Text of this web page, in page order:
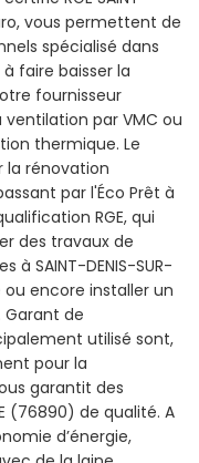
vous permettent de
spécialisé dans
faire baisser la
fournisseur
ventilation par VMC ou
thermique. Le
la rénovation
par l'Éco Prêt à
RGE, qui
des travaux de
à SAINT-DENIS-SUR-
ou encore installer un
de
utilisé sont,
pour la
garantit des
(76890) de qualité. A
d’énergie,